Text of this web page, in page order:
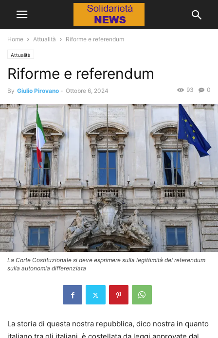
Home Attualità Riforme e referendum
Attualità
Riforme e referendum
By Giulio Pirovano - Ottobre 6, 2024 0
93
La Corte Costituzionale si deve esprimere sulla legittimità del referendum
sulla autonomia differenziata
La storia di questa nostra repubblica, dico nostra in quanto